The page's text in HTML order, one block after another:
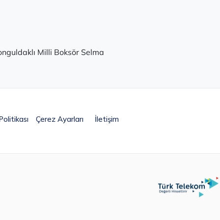
Milli Boksör Selma
Çerez Ayarları İletişim